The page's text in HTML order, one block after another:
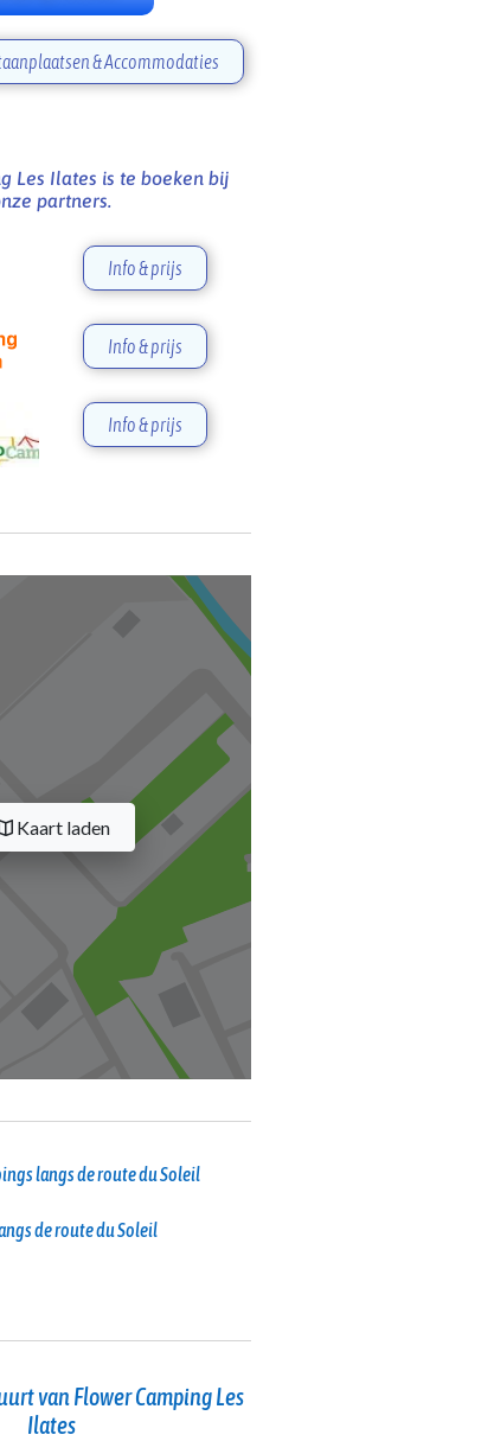
& Accommodaties
Les Ilates is te boeken bij
partners.
Info & prijs
Info & prijs
Info & prijs
Kaart laden
langs de route du Soleil
de route du Soleil
van Flower Camping Les
Ilates